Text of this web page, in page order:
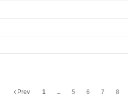
Prev 1 ... 5 6 7 8